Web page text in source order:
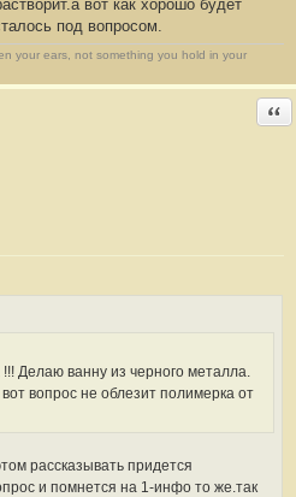
вот как хорошо будет
под вопросом.
your ears, not something you hold in your
Делаю ванну из черного металла.
вопрос не облезит полимерка от
рассказывать придется
и помнется на 1-инфо то же.так